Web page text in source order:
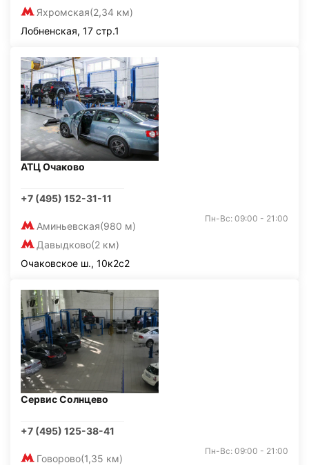
Яхромская(2,34 км)
Лобненская, 17 стр.1
АТЦ Очаково
+7 (495) 152-31-11
Аминьевская(980 м)
Давыдково(2 км)
Пн-Вс: 09:00 - 21:00
Очаковское ш., 10к2с2
Сервис Солнцево
+7 (495) 125-38-41
Говорово(1,35 км)
Пн-Вс: 09:00 - 21:00